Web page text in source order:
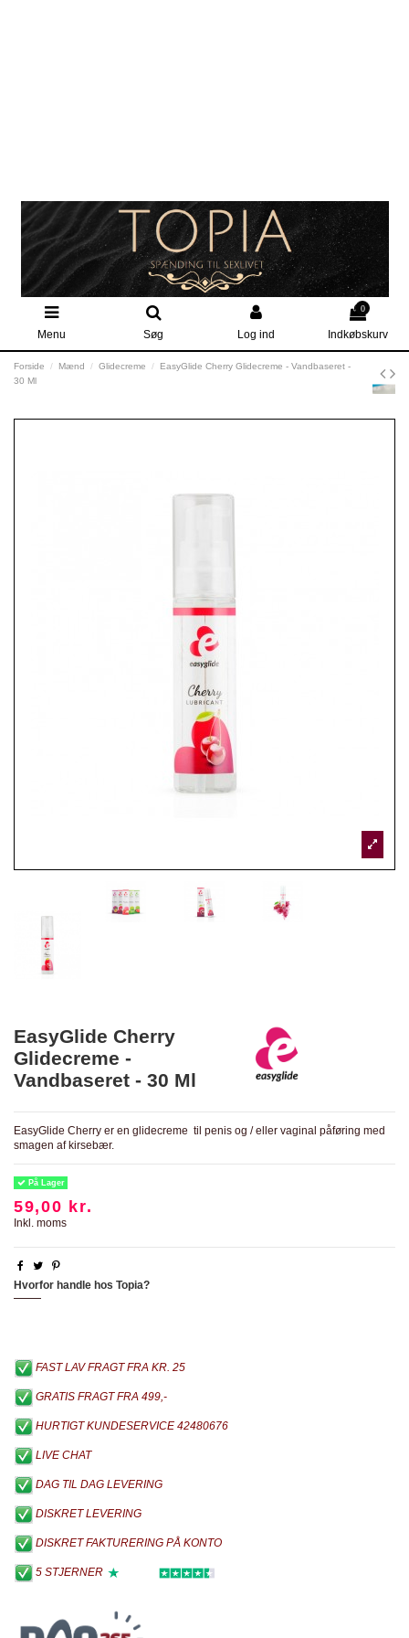
Menu Søg Log ind
0
Indkøbskurv
Forside Mænd Glidecreme
EasyGlide Cherry Glidecreme - Vandbaseret -
30 Ml
EasyGlide Cherry
Glidecreme -
Vandbaseret - 30 Ml
EasyGlide Cherry er en glidecreme til penis og / eller vaginal påføring med
smagen af kirsebær.
På Lager
59,00 kr.
Inkl. moms
Hvorfor handle hos Topia?
FAST LAV FRAGT FRA KR. 25
GRATIS FRAGT FRA 499,-
HURTIGT KUNDESERVICE 42480676
LIVE CHAT
DAG TIL DAG LEVERING
DISKRET LEVERING
DISKRET FAKTURERING PÅ KONTO
5 STJERNER